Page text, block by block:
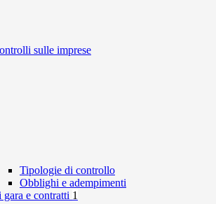
sulle imprese
Tipologie di controllo
Obblighi e adempimenti
e contratti 1